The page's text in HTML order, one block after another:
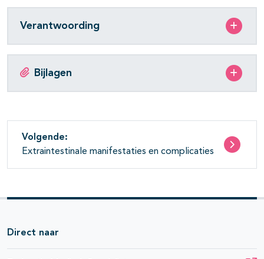
Verantwoording
Bijlagen
Volgende:
Extraintestinale manifestaties en complicaties
Direct naar